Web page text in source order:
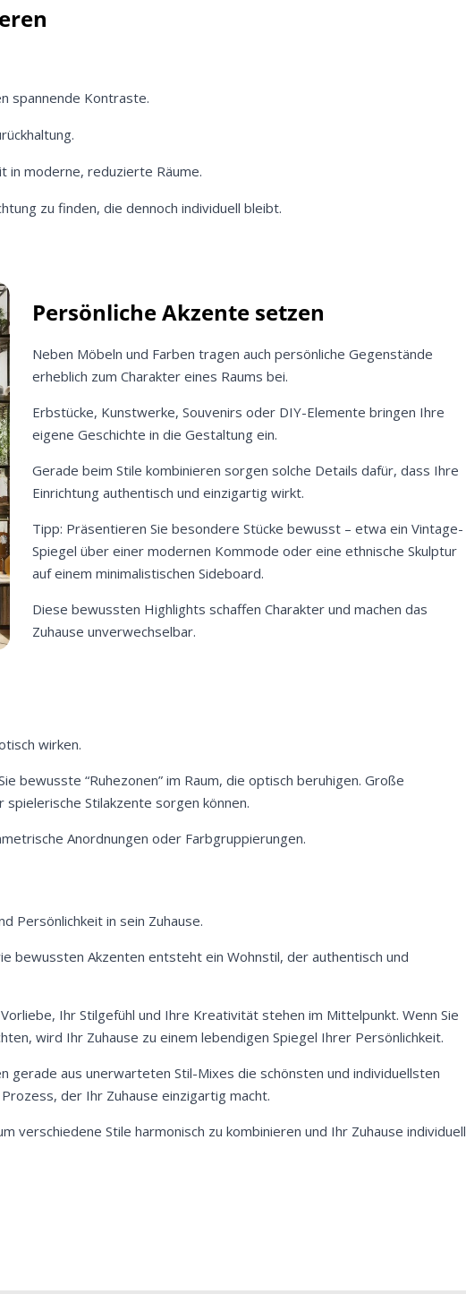
spannende Kontraste.
in moderne, reduzierte Räume.
zu finden, die dennoch individuell bleibt.
Persönliche Akzente setzen
Neben Möbeln und Farben tragen auch persönliche Gegenstände
erheblich zum Charakter eines Raums bei.
Erbstücke, Kunstwerke, Souvenirs oder DIY-Elemente bringen Ihre
eigene Geschichte in die Gestaltung ein.
Gerade beim Stile kombinieren sorgen solche Details dafür, dass Ihre
Einrichtung authentisch und einzigartig wirkt.
Tipp: Präsentieren Sie besondere Stücke bewusst – etwa ein Vintage-
Spiegel über einer modernen Kommode oder eine ethnische Skulptur
auf einem minimalistischen Sideboard.
Diese bewussten Highlights schaffen Charakter und machen das
Zuhause unverwechselbar.
wirken.
bewusste “Ruhezonen” im Raum, die optisch beruhigen. Große
Stilakzente sorgen können.
Anordnungen oder Farbgruppierungen.
Persönlichkeit in sein Zuhause.
bewussten Akzenten entsteht ein Wohnstil, der authentisch und
Ihr Stilgefühl und Ihre Kreativität stehen im Mittelpunkt. Wenn Sie
wird Ihr Zuhause zu einem lebendigen Spiegel Ihrer Persönlichkeit.
gerade aus unerwarteten Stil-Mixes die schönsten und individuellsten
der Ihr Zuhause einzigartig macht.
Stile harmonisch zu kombinieren und Ihr Zuhause individuell
auf Ihre erste Bestellung sichern!
dem Laufenden über Neuigkeiten und Angebote.
unsereDatenschutzrichtlinie.